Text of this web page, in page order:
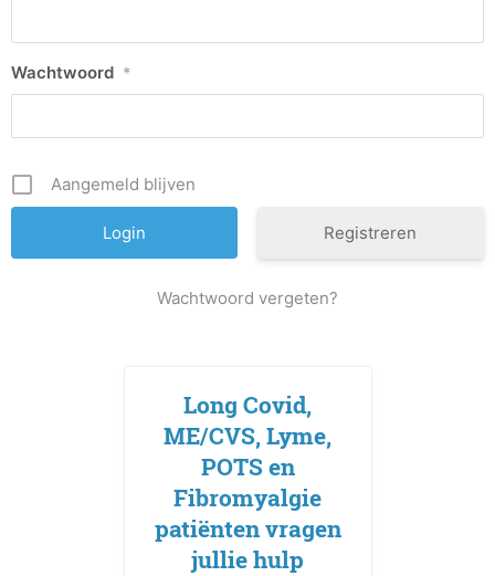
Wachtwoord *
Aangemeld blijven
Registreren
Wachtwoord vergeten?
Long Covid,
ME/CVS, Lyme,
POTS en
Fibromyalgie
patiënten vragen
jullie hulp